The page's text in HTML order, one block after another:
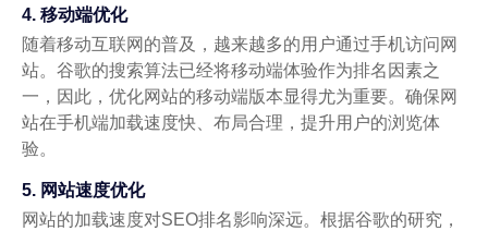
4. 移动端优化
随着移动互联网的普及，越来越多的用户通过手机访问网
站。谷歌的搜索算法已经将移动端体验作为排名因素之
一，因此，优化网站的移动端版本显得尤为重要。确保网
站在手机端加载速度快、布局合理，提升用户的浏览体
验。
5. 网站速度优化
网站的加载速度对SEO排名影响深远。根据谷歌的研究，